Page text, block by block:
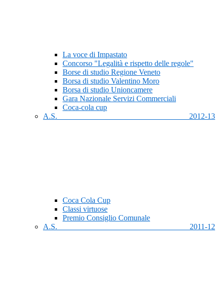
La voce di Impastato
Concorso "Legalità e rispetto delle regole"
Borse di studio Regione Veneto
Borsa di studio Valentino Moro
Borsa di studio Unioncamere
Gara Nazionale Servizi Commerciali
Coca-cola cup
A.S. 2012-13
Coca Cola Cup
Classi virtuose
Premio Consiglio Comunale
A.S. 2011-12